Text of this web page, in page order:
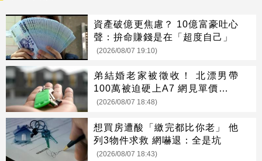
資產破億更焦慮？ 10億富豪吐心
聲：拚命賺錢是在「超度自己」
(2026/08/07 19:10)
弟結婚老家被徵收！ 北漂男帶
100萬被迫硬上A7 網見單價驚呆
了
(2026/08/07 18:48)
想買房遭酸「繳完都比你老」 他
列3物件求救 網嚇退：全是坑
(2026/08/07 18:43)